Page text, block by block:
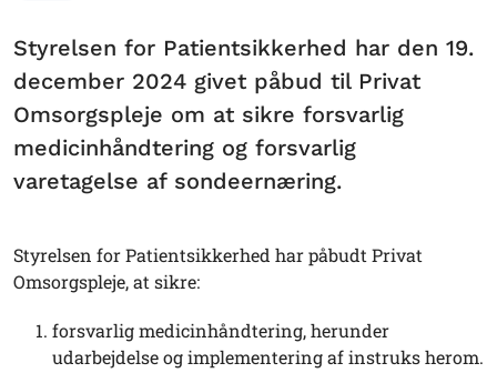
Styrelsen for Patientsikkerhed har den 19.
december 2024 givet påbud til Privat
Omsorgspleje om at sikre forsvarlig
medicinhåndtering og forsvarlig
varetagelse af sondeernæring.
Styrelsen for Patientsikkerhed har påbudt Privat
Omsorgspleje, at sikre:
forsvarlig medicinhåndtering, herunder
udarbejdelse og implementering af instruks herom.